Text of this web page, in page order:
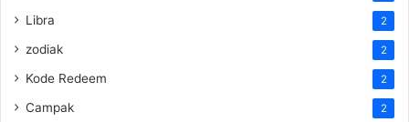
Libra 2
zodiak 2
Kode Redeem 2
Campak 2